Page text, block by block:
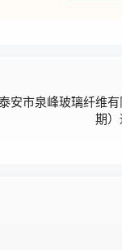
安市泉峰玻璃纤维
期